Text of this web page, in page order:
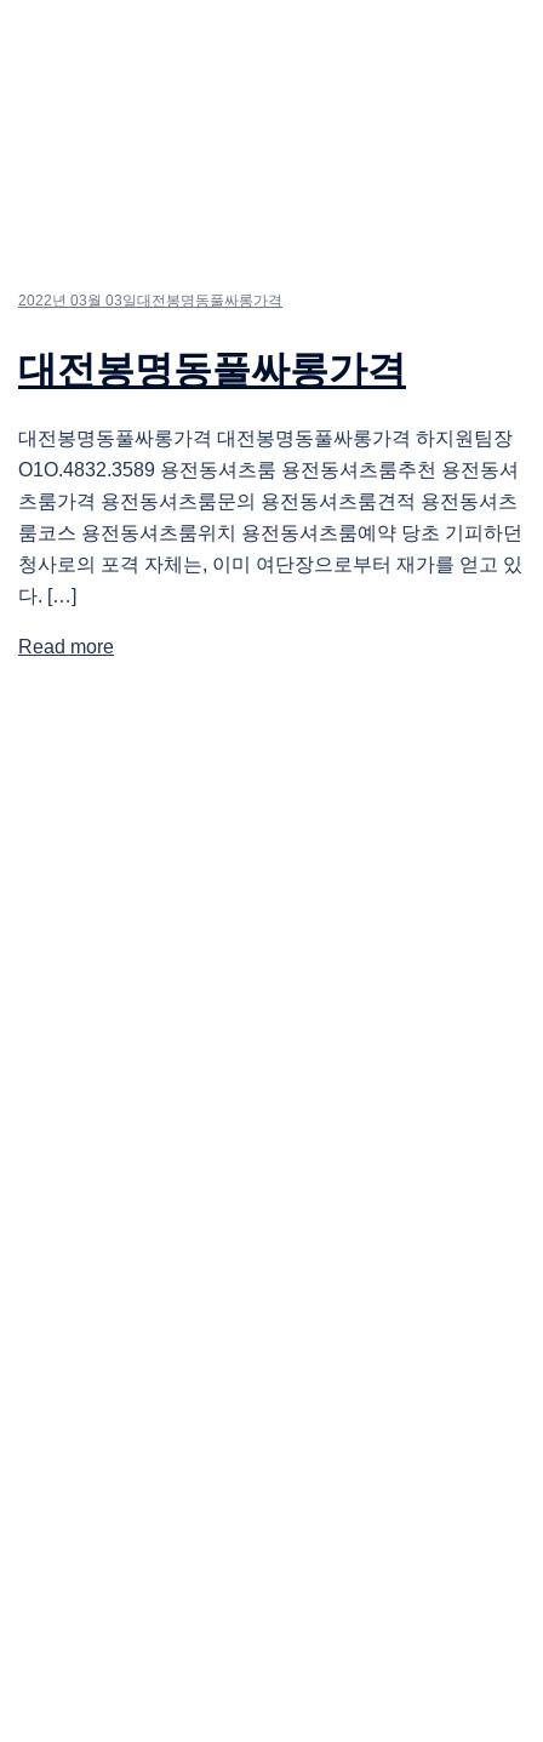
2022년 03월 03일 대전봉명동풀싸롱가격
대전봉명동풀싸롱가격
대전봉명동풀싸롱가격 대전봉명동풀싸롱가격 하지원팀장
O1O.4832.3589 용전동셔츠룸 용전동셔츠룸추천 용전동셔
츠룸가격 용전동셔츠룸문의 용전동셔츠룸견적 용전동셔츠
룸코스 용전동셔츠룸위치 용전동셔츠룸예약 당초 기피하던
청사로의 포격 자체는, 이미 여단장으로부터 재가를 얻고 있
다. […]
Read more